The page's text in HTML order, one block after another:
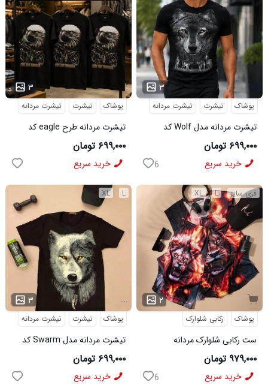
۳ ...
پوشاک تیشرت تیشرت مردانه
تیشرت مردانه طرح eagle کد
6545
۶۹۹,۰۰۰ تومان
خرید سریع
۳
پوشاک تیشرت تیشرت مردانه
تیشرت مردانه مدل Wolf کد
5631
۶۹۹,۰۰۰ تومان
خرید سریع 6
L
XL
۳ ...
پوشاک تیشرت تیشرت مردانه
تیشرت مردانه مدل Swarm کد
6318
۶۹۹,۰۰۰ تومان
خرید سریع
فری سایز L
XL
۲
پوشاک رکابی شلوارک
ست رکابی شلوارک مردانه
Lion_Black مدل 3997
۹۷۹,۰۰۰ تومان
خرید سریع 6